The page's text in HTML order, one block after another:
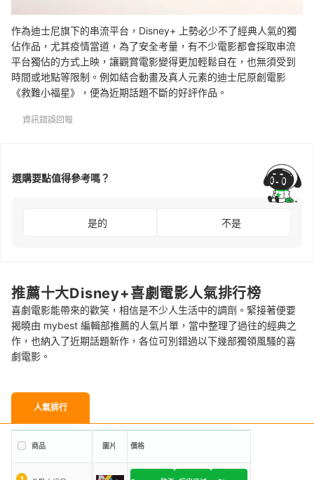
作為迪士尼旗下的串流平台，Disney+ 上勢必少不了經典人氣的獨
佔作品，尤其疫情當道，為了安全考量，有不少電影都會採取串流
平台獨佔的方式上映，讓觀賞電影變得更加輕鬆自在，也無須受到
時間或地點等限制。例如結合動畫及真人元素的迪士尼原創電影
《救難小福星》，便為近期話題不斷的好評作品。
資訊錯誤回報
選購要點值得參考嗎？
是的 不是
推薦十大Disney+喜劇電影人氣排行榜
喜劇電影能帶來的歡笑，相信是不少人生活中的調劑。緊接著便要
揭曉由 mybest 編輯部推薦的人氣片單，當中整理了過往的經典之
作，也納入了近期話題新作，各位可別錯過以下幾部獨領風騷的喜
劇電影。
人氣排行
商品 圖片 價格